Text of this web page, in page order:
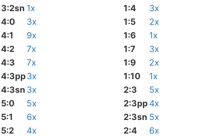
3:2sn 1x
4:0
3x
4:1
9x
4:2
7x
4:3
7x
4:3pp3x
4:3sn 3x
5:0
5x
5:1
6x
5:2
4x
1:4
3x
1:5
2x
1:6
1x
1:7
3x
1:9
2x
1:10
1x
2:3
5x
2:3pp4x
2:3sn 5x
2:4
6x